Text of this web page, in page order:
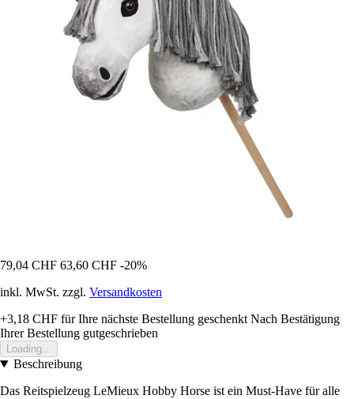
79,04 CHF 63,60 CHF -20%
inkl. MwSt. zzgl. Versandkosten
+3,18 CHF für Ihre nächste Bestellung geschenkt Nach Bestätigung
Ihrer Bestellung gutgeschrieben
Loading...
Beschreibung
Das Reitspielzeug LeMieux Hobby Horse ist ein Must-Have für alle